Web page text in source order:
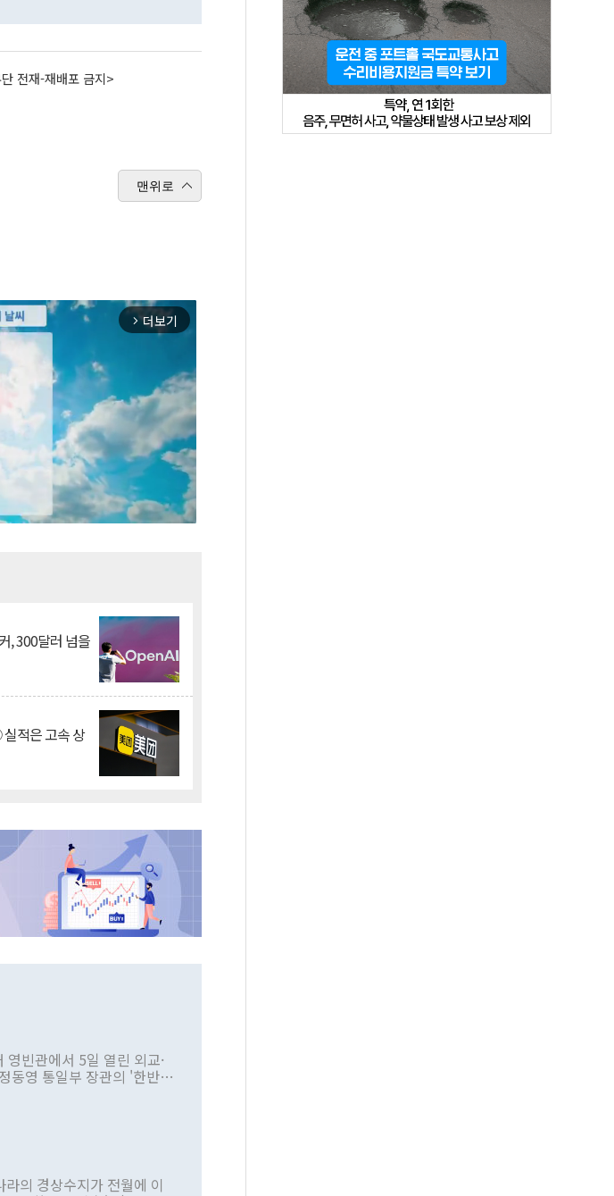
전재-재배포 금지>
맨위로
arrow_forward_ios 더보기
, 300달러 넘을
적은 고속 상
빈관에서 5일 열린 외교·
동영 통일부 장관의 '한반도
정책으로 추진하겠다고 공
을 내놨다. 그동안 정 장
러 번 있지만 대통령과 유
의 경상수지가 전월에 이